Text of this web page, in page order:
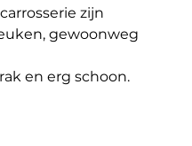
zijn
gewoonweg
en erg schoon.